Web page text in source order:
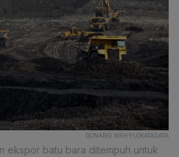
DONANG WAHYU|KATADATA
ekspor batu bara ditempuh untuk